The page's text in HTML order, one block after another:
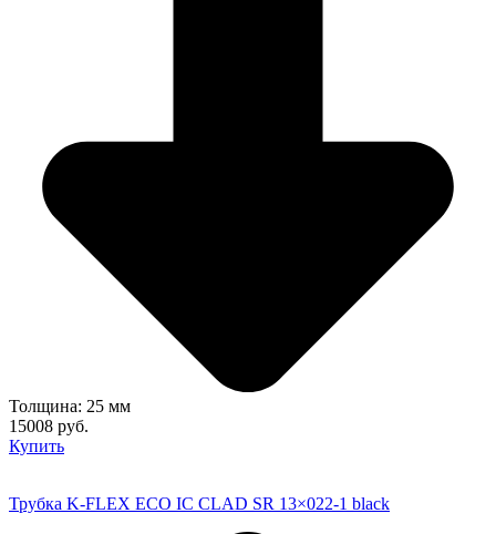
Толщина: 25 мм
15008 руб.
Купить
Трубка K-FLEX ECO IC CLAD SR 13×022-1 black